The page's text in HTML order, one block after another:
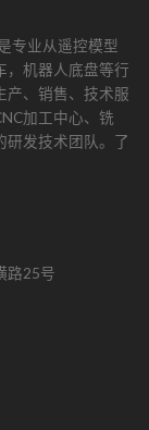
专业从遥控模型
，机器人底盘等行
产、销售、技术服
加工中心、铣
发技术团队。 了
路25号